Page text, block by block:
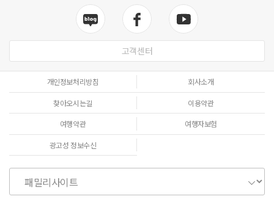
고객센터
개인정보처리방침 회사소개
찾아오시는길 이용약관
여행약관 여행자보험
광고성 정보수신